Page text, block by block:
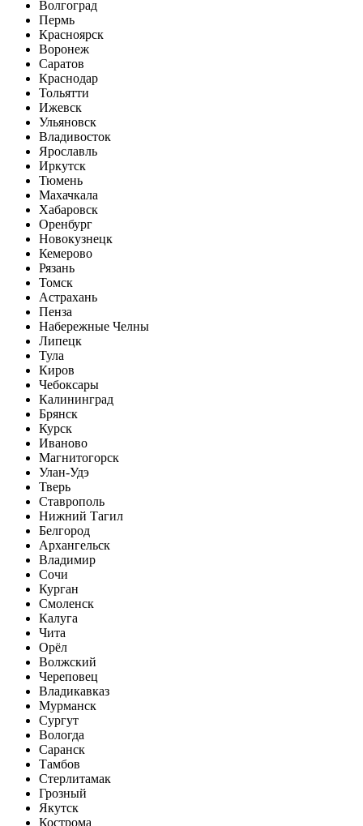
Волгоград
Пермь
Красноярск
Воронеж
Саратов
Краснодар
Тольятти
Ижевск
Ульяновск
Владивосток
Ярославль
Иркутск
Тюмень
Махачкала
Хабаровск
Оренбург
Новокузнецк
Кемерово
Рязань
Томск
Астрахань
Пенза
Набережные Челны
Липецк
Тула
Киров
Чебоксары
Калининград
Брянск
Курск
Иваново
Магнитогорск
Улан-Удэ
Тверь
Ставрополь
Нижний Тагил
Белгород
Архангельск
Владимир
Сочи
Курган
Смоленск
Калуга
Чита
Орёл
Волжский
Череповец
Владикавказ
Мурманск
Сургут
Вологда
Саранск
Тамбов
Стерлитамак
Грозный
Якутск
Кострома